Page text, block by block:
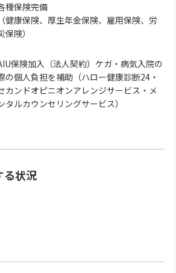
種保険完備
（健康保険、厚生年金保険、雇用保険、労
保険）
保険加入（法人契約）ケガ・病気入院の
の個人負担を補助（ハロー健康診断24・
カンドオピニオンアレンジサービス・メ
タルカウンセリングサービス）
る状況